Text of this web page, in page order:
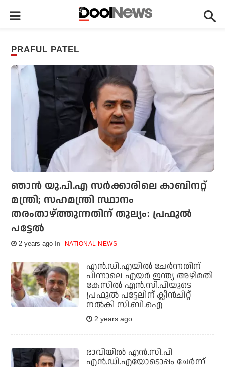
PRAFUL PATEL
ഞാന്‍ യു.പി.എ സര്‍ക്കാരിലെ കാബിനറ്റ്
മന്ത്രി; സഹമന്ത്രി സ്ഥാനം
തരംതാഴ്ത്തുന്നതിന് തുല്യം: പ്രഫുല്‍
പട്ടേല്‍
2 years ago NATIONAL NEWS
എൻ.ഡി.എയിൽ ചേര്‍ന്നതിന്
പിന്നാലെ എയര്‍ ഇന്ത്യ അഴിമതി
കേസില്‍ എന്‍.സി.പിയുടെ
പ്രഫുല്‍ പട്ടേലിന് ക്ലീന്‍ചിറ്റ്
നല്‍കി സി.ബി.ഐ
2 years ago
ഭാവിയില്‍ എന്‍.സി.പി
എന്‍.ഡി.എയോടൊപ്പം ചേര്‍ന്ന്